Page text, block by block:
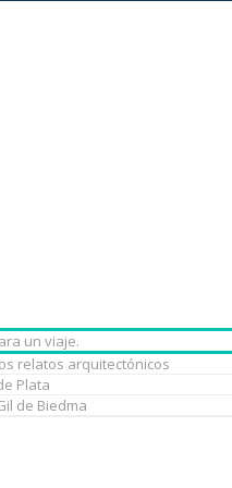
un viaje.
relatos arquitectónicos
Plata
de Biedma